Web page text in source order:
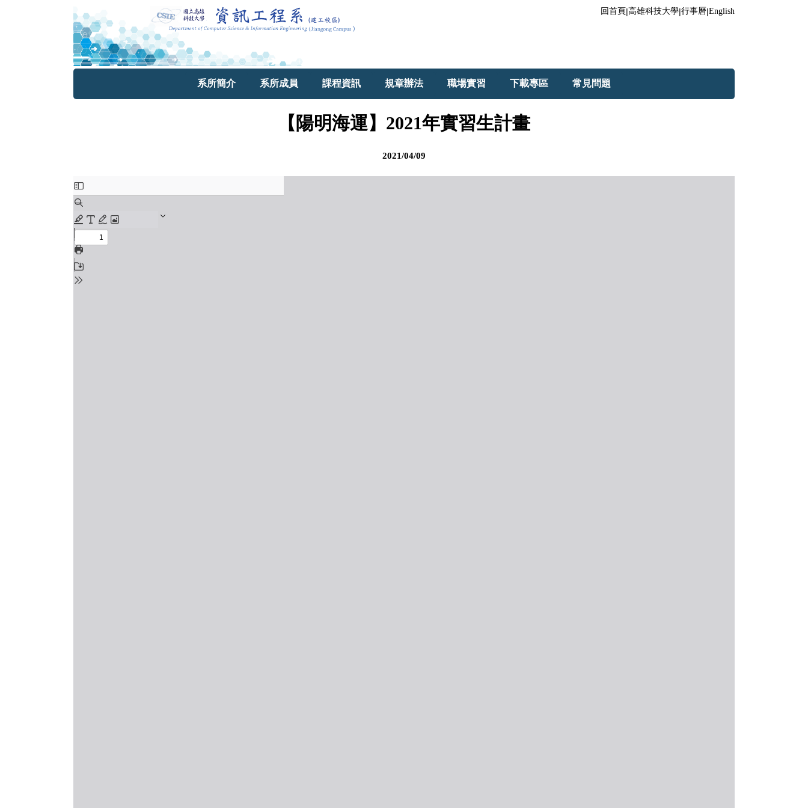
回首頁 |高雄科技大學|行事曆|English
系所簡介 系所成員 課程資訊 規章辦法 職場實習 下載專區 常見問題
【陽明海運】2021年實習生計畫
2021/04/09